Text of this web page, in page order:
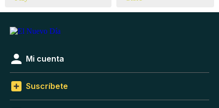
Mi cuenta
Suscríbete